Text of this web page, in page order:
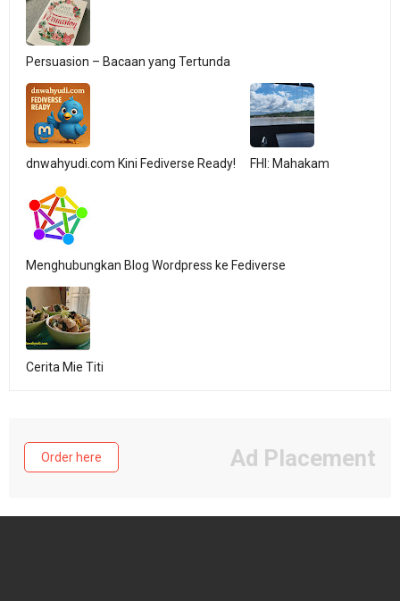
Persuasion – Bacaan yang Tertunda
dnwahyudi.com Kini Fediverse Ready! FHI: Mahakam
Menghubungkan Blog Wordpress ke Fediverse
Cerita Mie Titi
Order here Ad Placement